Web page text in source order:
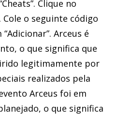
Clique no
Cole o seguinte código
Arceus é
o que significa que
legitimamente por
realizados pela
Arceus foi em
o que significa